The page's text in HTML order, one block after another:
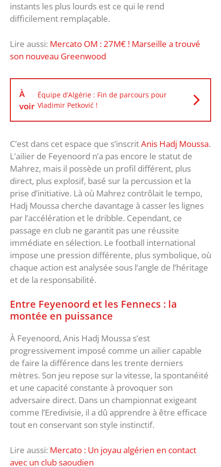
instants les plus lourds est ce qui le rend
difficilement remplaçable.
Lire aussi: Mercato OM : 27M€ ! Marseille a trouvé
son nouveau Greenwood
À
voir
Équipe d’Algérie : Fin de parcours pour
Vladimir Petković !
C’est dans cet espace que s’inscritAnis Hadj Moussa.
L’ailier de Feyenoord n’a pas encore le statut de
Mahrez, mais il possède un profil différent, plus
direct, plus explosif, basé sur la percussion et la
prise d’initiative. Là où Mahrez contrôlait le tempo,
Hadj Moussa cherche davantage à casser les lignes
par l’accélération et le dribble. Cependant, ce
passage en club ne garantit pas une réussite
immédiate en sélection. Le football international
impose une pression différente, plus symbolique, où
chaque action est analysée sous l’angle de l’héritage
et de la responsabilité.
Entre Feyenoord et les Fennecs : la
montée en puissance
À Feyenoord, Anis Hadj Moussa s’est
progressivement imposé comme un ailier capable
de faire la différence dans les trente derniers
mètres. Son jeu repose sur la vitesse, la spontanéité
et une capacité constante à provoquer son
adversaire direct. Dans un championnat exigeant
comme l’Eredivisie, il a dû apprendre à être efficace
tout en conservant son style instinctif.
Lire aussi: Mercato : Un joyau algérien en contact
avec un club saoudien